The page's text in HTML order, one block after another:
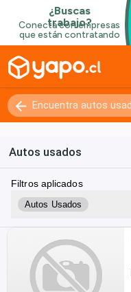
Autos usados
Filtros aplicados
Autos Usados